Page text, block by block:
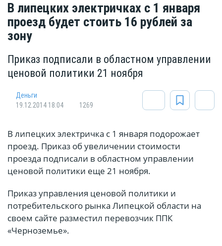
В липецких электричках с 1 января
проезд будет стоить 16 рублей за
зону
Приказ подписали в областном управлении
ценовой политики 21 ноября
Деньги
19.12.2014 18:04
1269
В липецких электричка с 1 января подорожает
проезд. Приказ об увеличении стоимости
проезда подписали в областном управлении
ценовой политики еще 21 ноября.
Приказ управления ценовой политики и
потребительского рынка Липецкой области на
своем сайте разместил перевозчик ППК
«Черноземье».